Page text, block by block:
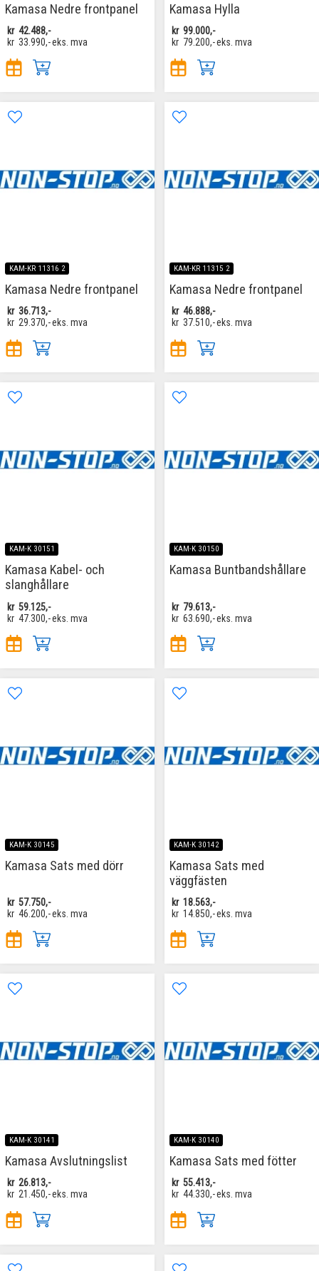
Kamasa Nedre frontpanel
kr 42.488,-
kr 33.990,-eks. mva
Kamasa Hylla
kr 99.000,-
kr 79.200,-eks. mva
KAM-KR 11316 2
Kamasa Nedre frontpanel
kr 36.713,-
kr 29.370,-eks. mva
KAM-KR 11315 2
Kamasa Nedre frontpanel
kr 46.888,-
kr 37.510,-eks. mva
KAM-K 30151
Kamasa Kabel- och
slanghållare
kr 59.125,-
kr 47.300,-eks. mva
KAM-K 30150
Kamasa Buntbandshållare
kr 79.613,-
kr 63.690,-eks. mva
KAM-K 30145
Kamasa Sats med dörr
kr 57.750,-
kr 46.200,-eks. mva
KAM-K 30142
Kamasa Sats med
väggfästen
kr 18.563,-
kr 14.850,-eks. mva
KAM-K 30141
Kamasa Avslutningslist
kr 26.813,-
kr 21.450,-eks. mva
KAM-K 30140
Kamasa Sats med fötter
kr 55.413,-
kr 44.330,-eks. mva